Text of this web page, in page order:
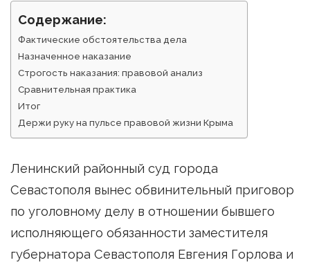
Содержание:
Фактические обстоятельства дела
Назначенное наказание
Строгость наказания: правовой анализ
Сравнительная практика
Итог
Держи руку на пульсе правовой жизни Крыма
Ленинский районный суд города
Севастополя вынес обвинительный приговор
по уголовному делу в отношении бывшего
исполняющего обязанности заместителя
губернатора Севастополя Евгения Горлова и